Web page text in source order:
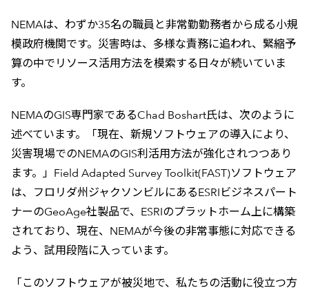
NEMAは、わずか35名の職員と非常勤勤務者から成る小規
模政府機関です。災害時は、多様な責務に追われ、緊縮予
算の中でリソース活用方法を模索する日々が続いていま
す。
NEMAのGIS専門家であるChad Boshart氏は、次のように
述べています。「現在、新規ソフトウェアの導入により、
災害現場でのNEMAのGIS利活用方法が強化されつつあり
ます。」Field Adapted Survey Toolkit(FAST)ソフトウェア
は、フロリダ州ジャクソンビルにあるESRIビジネスパート
ナーのGeoAge社製品で、ESRIのプラットホーム上に構築
されており、現在、NEMAが今後の非常事態に対応できる
よう、試用段階に入っています。
「このソフトウェアが被災地で、私たちの活動に役立つ方